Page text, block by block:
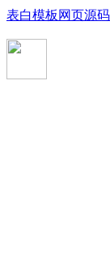
表白模板网页源